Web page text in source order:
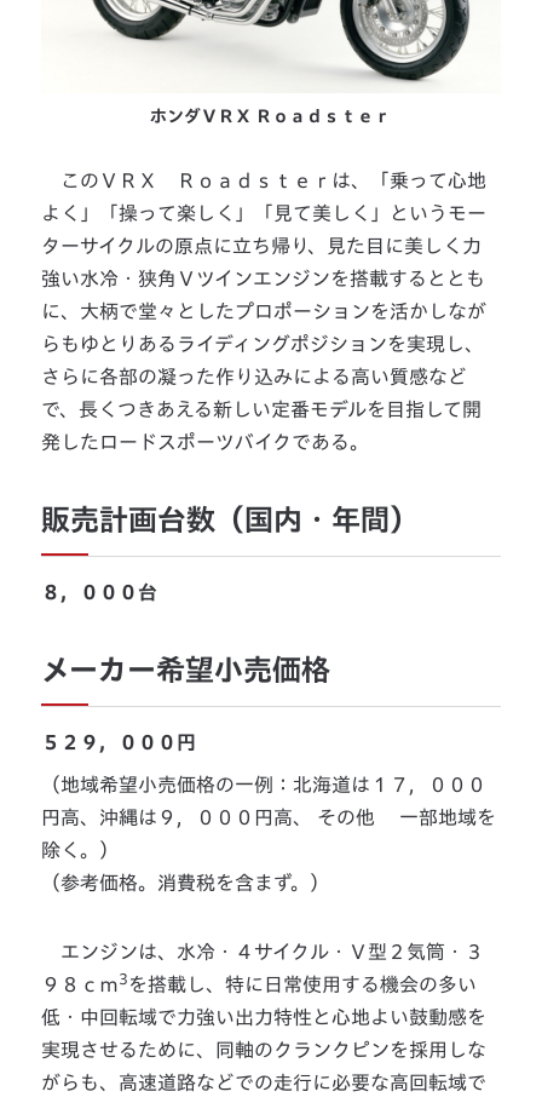
ホンダＶＲＸ Ｒｏａｄｓｔｅｒ
このＶＲＸ Ｒｏａｄｓｔｅｒは、「乗って心地
よく」「操って楽しく」「見て美しく」というモー
ターサイクルの原点に立ち帰り、見た目に美しく力
強い水冷・狭角Ｖツインエンジンを搭載するととも
に、大柄で堂々としたプロポーションを活かしなが
らもゆとりあるライディングポジションを実現し、
さらに各部の凝った作り込みによる高い質感など
で、長くつきあえる新しい定番モデルを目指して開
発したロードスポーツバイクである。
販売計画台数（国内・年間）
８，０００台
メーカー希望小売価格
５２９，０００円
（地域希望小売価格の一例：北海道は１７，０００
円高、沖縄は９，０００円高、 その他 一部地域を
除く。）
（参考価格。消費税を含まず。）
エンジンは、水冷・４サイクル・Ｖ型２気筒・３
９８ｃｍ3 を搭載し、特に日常使用する機会の多い
低・中回転域で力強い出力特性と心地よい鼓動感を
実現させるために、同軸のクランクピンを採用しな
がらも、高速道路などでの走行に必要な高回転域で